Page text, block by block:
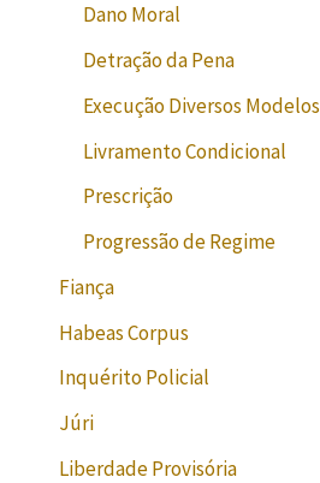
Dano Moral
Detração da Pena
Execução Diversos Modelos
Livramento Condicional
Prescrição
Progressão de Regime
Fiança
Habeas Corpus
Inquérito Policial
Júri
Liberdade Provisória